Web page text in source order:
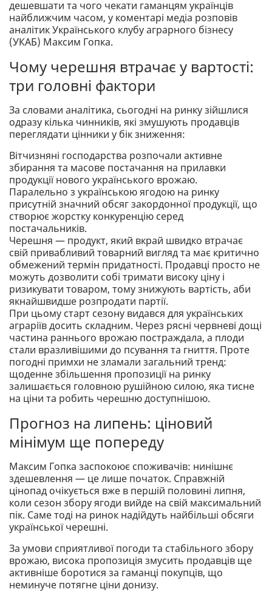
дешевшати та чого чекати гаманцям українців
найближчим часом, у коментарі медіа розповів
аналітик Українського клубу аграрного бізнесу
(УКАБ) Максим Гопка.
Чому черешня втрачає у вартості:
три головні фактори
За словами аналітика, сьогодні на ринку зійшлися
одразу кілька чинників, які змушують продавців
переглядати цінники у бік зниження:
Вітчизняні господарства розпочали активне
збирання та масове постачання на прилавки
продукції нового українського врожаю.
Паралельно з українською ягодою на ринку
присутній значний обсяг закордонної продукції, що
створює жорстку конкуренцію серед
постачальників.
Черешня — продукт, який вкрай швидко втрачає
свій привабливий товарний вигляд та має критично
обмежений термін придатності. Продавці просто не
можуть дозволити собі тримати високу ціну і
ризикувати товаром, тому знижують вартість, аби
якнайшвидше розпродати партії.
При цьому старт сезону видався для українських
аграріїв досить складним. Через рясні червневі дощі
частина раннього врожаю постраждала, а плоди
стали вразливішими до псування та гниття. Проте
погодні примхи не зламали загальний тренд:
щоденне збільшення пропозиції на ринку
залишається головною рушійною силою, яка тисне
на ціни та робить черешню доступнішою.
Прогноз на липень: ціновий
мінімум ще попереду
Максим Гопка заспокоює споживачів: нинішнє
здешевлення — це лише початок. Справжній
цінопад очікується вже в першій половині липня,
коли сезон збору ягоди вийде на свій максимальний
пік. Саме тоді на ринок надійдуть найбільші обсяги
української черешні.
За умови сприятливої погоди та стабільного збору
врожаю, висока пропозиція змусить продавців ще
активніше боротися за гаманці покупців, що
неминуче потягне ціни донизу.